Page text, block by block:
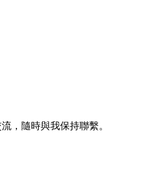
，隨時與我保持聯繫。